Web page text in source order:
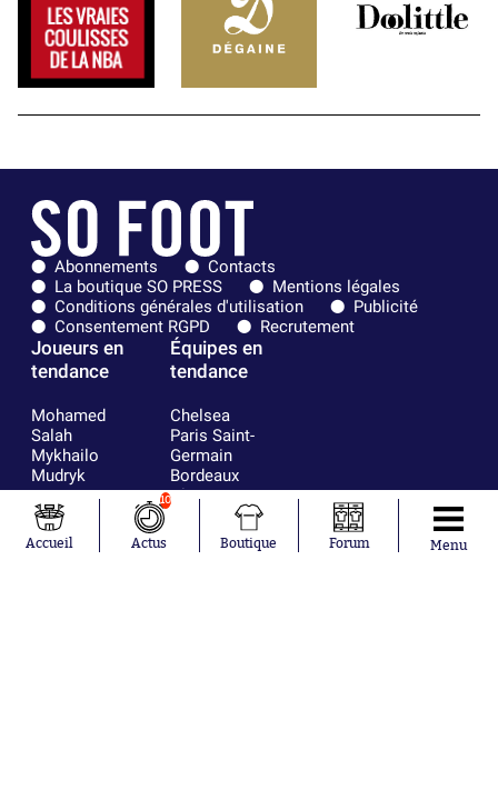
Abonnements
Contacts
La boutique SO PRESS
Mentions légales
Conditions générales d'utilisation
Publicité
Consentement RGPD
Recrutement
Joueurs en
tendance
Mohamed
Salah
Mykhailo
Mudryk
Neymar
Khalis Merah
Loïs Openda
Équipes en
tendance
Chelsea
Paris Saint-
Germain
Bordeaux
Olympique
Real Madrid
Accueil
10
Actus Boutique Forum Menu